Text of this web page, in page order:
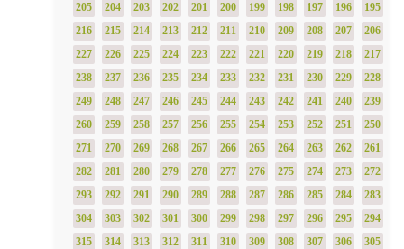
195
196
197
198
199
200
201
202
203
204
205
206
207
208
209
210
211
212
213
214
215
216
217
218
219
220
221
222
223
224
225
226
227
228
229
230
231
232
233
234
235
236
237
238
239
240
241
242
243
244
245
246
247
248
249
250
251
252
253
254
255
256
257
258
259
260
261
262
263
264
265
266
267
268
269
270
271
272
273
274
275
276
277
278
279
280
281
282
283
284
285
286
287
288
289
290
291
292
293
294
295
296
297
298
299
300
301
302
303
304
305
306
307
308
309
310
311
312
313
314
315